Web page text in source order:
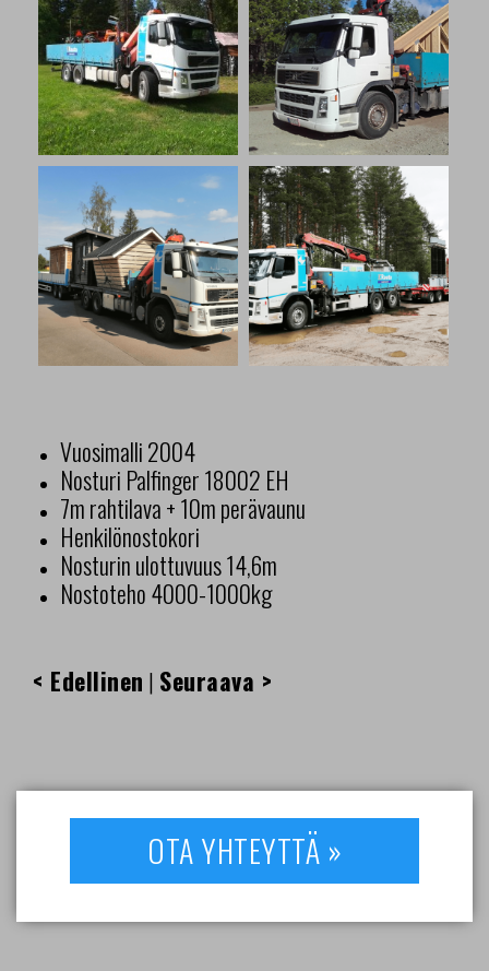
Vuosimalli 2004
Nosturi Palfinger 18002 EH
7m rahtilava + 10m perävaunu
Henkilönostokori
Nosturin ulottuvuus 14,6m
Nostoteho 4000-1000kg
< Edellinen | Seuraava >
OTA YHTEYTTÄ »